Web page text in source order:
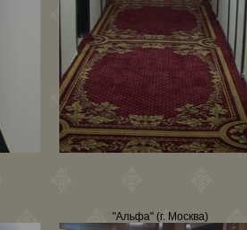
"Альфа" (г. Москва)